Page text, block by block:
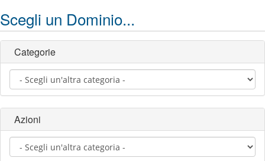
Scegli un Dominio...
Categorie
Azioni